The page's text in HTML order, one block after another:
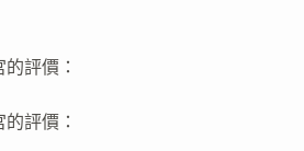
評價：
評價：